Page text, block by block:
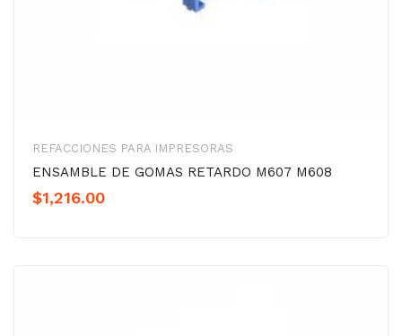
REFACCIONES PARA IMPRESORAS
ENSAMBLE DE GOMAS RETARDO M607 M608
$1,216.00